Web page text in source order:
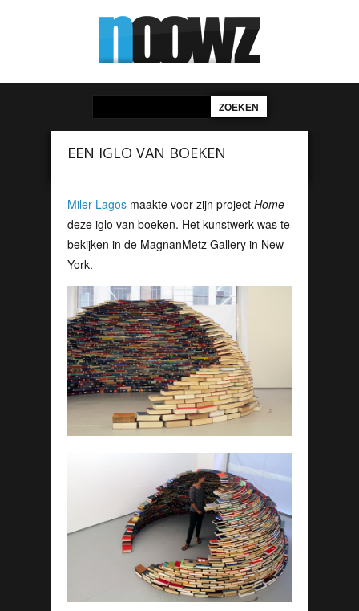
EEN IGLO VAN BOEKEN
Miler Lagos maakte voor zijn project Home
deze iglo van boeken. Het kunstwerk was te
bekijken in de MagnanMetz Gallery in New
York.